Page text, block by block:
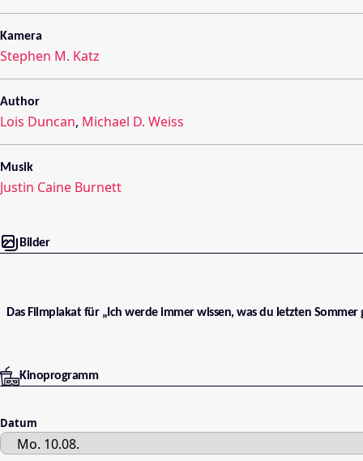
Kamera
Stephen M. Katz
Author
Lois Duncan, Michael D. Weiss
Musik
Justin Caine Burnett
Bilder
Das Filmplakat für „Ich werde immer wissen, was du letzten
Kinoprogramm
Datum